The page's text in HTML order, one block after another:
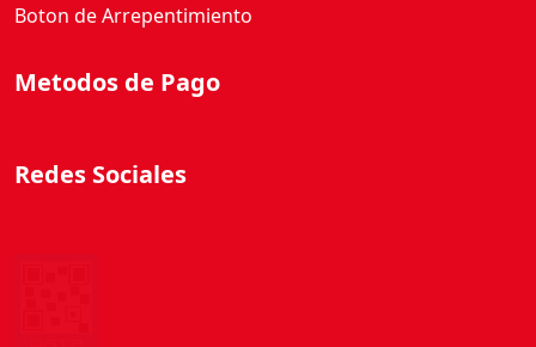
Boton de Arrepentimiento
Metodos de Pago
Redes Sociales